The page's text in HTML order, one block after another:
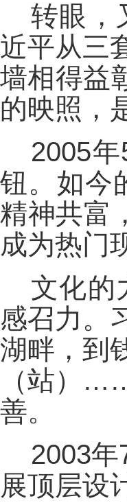
转眼，
近平从三
墙相得益
的映照，
2005
钮。如今
精神共富
成为热
文化的
感召力。
湖畔，到
（站）
善。
2003
展顶层设